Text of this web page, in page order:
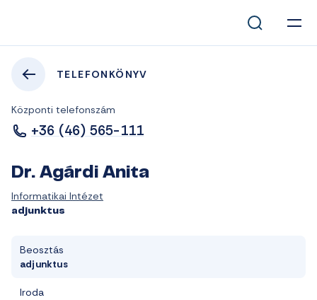
TELEFONKÖNYV
Központi telefonszám
+36 (46) 565-111
Dr. Agárdi Anita
Informatikai Intézet
adjunktus
Beosztás
adjunktus
Iroda